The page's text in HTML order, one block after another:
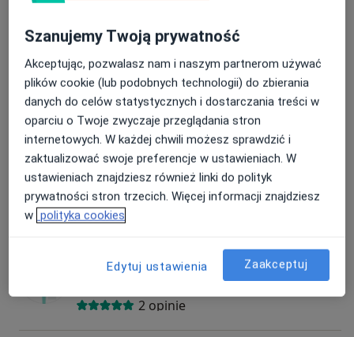
Renata Małkiewicz
Pediatra
5 opinii
Irena Nowak
Kardiolog, Pediatra
Krzysztof Narębski
2 opinie
Szanujemy Twoją prywatność
Akceptując, pozwalasz nam i naszym partnerom używać
plików cookie (lub podobnych technologii) do zbierania
danych do celów statystycznych i dostarczania treści w
oparciu o Twoje zwyczaje przeglądania stron
internetowych. W każdej chwili możesz sprawdzić i
zaktualizować swoje preferencje w ustawieniach. W
ustawieniach znajdziesz również linki do polityk
prywatności stron trzecich. Więcej informacji znajdziesz
w polityka cookies
Edytuj ustawienia Zaakceptuj